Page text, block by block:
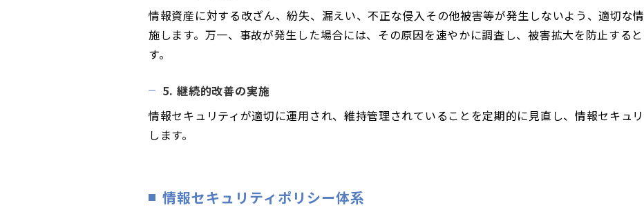
情報資産に対する改ざん、紛失、漏えい、不正な侵入その他被害等が発生しないよう、適切な
施します。万一、事故が発生した場合には、その原因を速やかに調査し、被害拡大を防止する
す。
5. 継続的改善の実施
情報セキュリティが適切に運用され、維持管理されていることを定期的に見直し、情報セキュ
します。
情報セキュリティポリシー体系